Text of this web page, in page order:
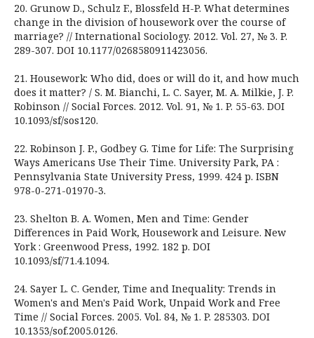
20. Grunow D., Schulz F., Blossfeld H-P. What determines
change in the division of housework over the course of
marriage? // International Sociology. 2012. Vol. 27, № 3. P.
289-307. DOI 10.1177/0268580911423056.
21. Housework: Who did, does or will do it, and how much
does it matter? / S. M. Bianchi, L. C. Sayer, M. A. Milkie, J. P.
Robinson // Social Forces. 2012. Vol. 91, № 1. P. 55-63. DOI
10.1093/sf/sos120.
22. Robinson J. P., Godbey G. Time for Life: The Surprising
Ways Americans Use Their Time. University Park, PA :
Pennsylvania State University Press, 1999. 424 p. ISBN
978-0-271-01970-3.
23. Shelton B. A. Women, Men and Time: Gender
Differences in Paid Work, Housework and Leisure. New
York : Greenwood Press, 1992. 182 p. DOI
10.1093/sf/71.4.1094.
24. Sayer L. C. Gender, Time and Inequality: Trends in
Women's and Men's Paid Work, Unpaid Work and Free
Time // Social Forces. 2005. Vol. 84, № 1. P. 285303. DOI
10.1353/sof.2005.0126.